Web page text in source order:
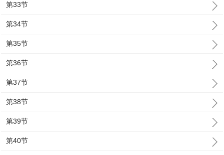
第33节
第34节
第35节
第36节
第37节
第38节
第39节
第40节